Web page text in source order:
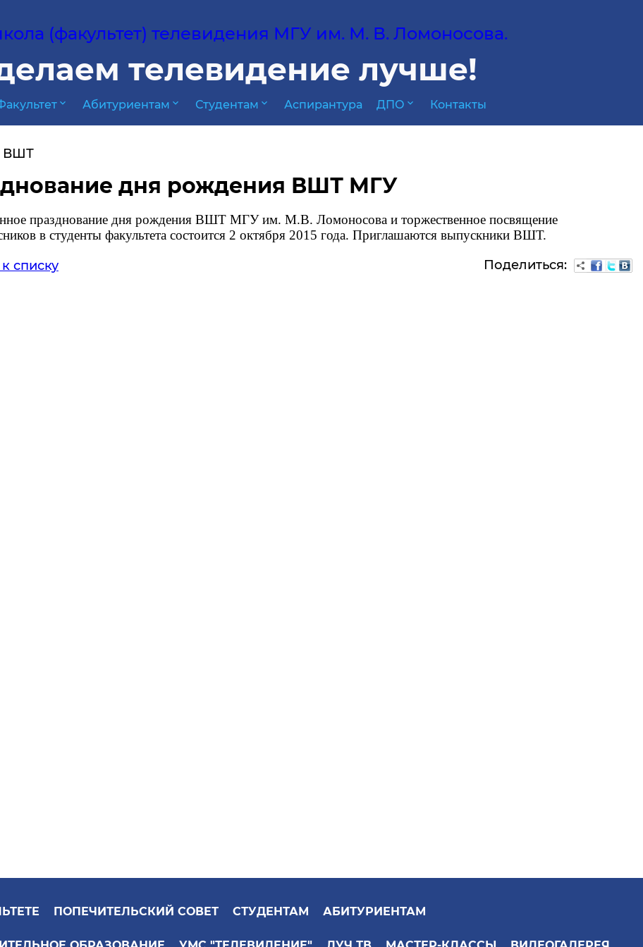
(факультет) телевидения МГУ им. М. В. Ломоносова.
телевидение лучше!
expand_more Абитуриентам expand_more Студентам expand_more Аспирантура ДПО expand_more Контакты
ВШТ
дня рождения ВШТ МГУ
празднование дня рождения ВШТ МГУ им. М.В. Ломоносова и торжественное посвящение
в студенты факультета состоится 2 октября 2015 года. Приглашаются выпускники ВШТ.
списку Поделиться:
ПОПЕЧИТЕЛЬСКИЙ СОВЕТ СТУДЕНТАМ АБИТУРИЕНТАМ